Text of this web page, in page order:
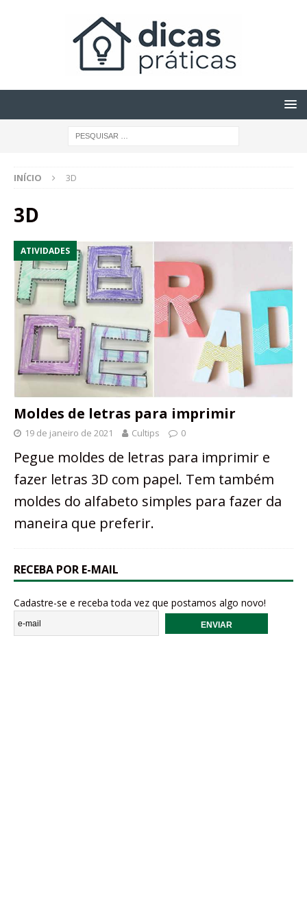
INÍCIO 3D
3D
ATIVIDADES
Moldes de letras para imprimir
19 de janeiro de 2021 Cultips 0
Pegue moldes de letras para imprimir e
fazer letras 3D com papel. Tem também
moldes do alfabeto simples para fazer da
maneira que preferir.
RECEBA POR E-MAIL
Cadastre-se e receba toda vez que postamos algo novo!